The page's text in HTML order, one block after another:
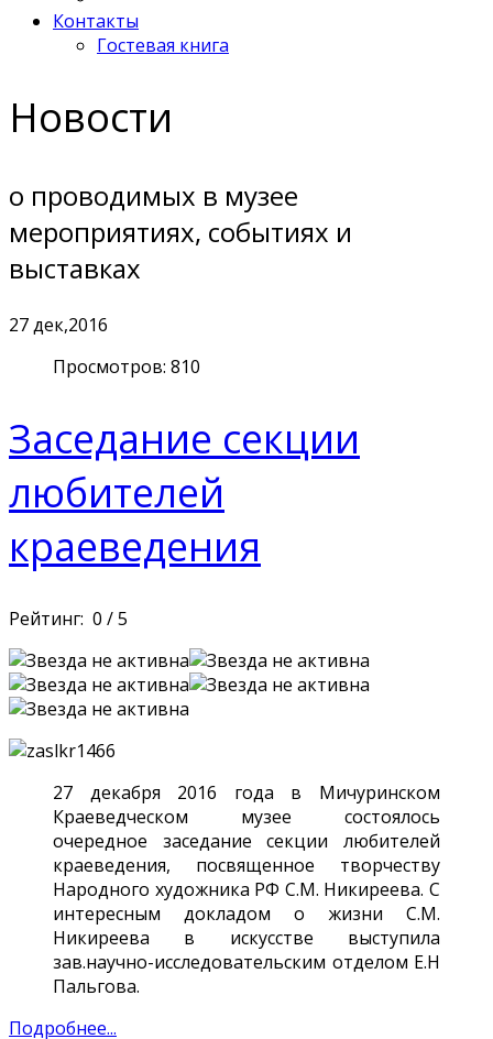
Контакты
Гостевая книга
Новости
о проводимых в музее
мероприятиях, событиях и
выставках
27дек,2016
Просмотров: 810
Заседание секции
любителей
краеведения
Рейтинг: 0 /5
27 декабря 2016 года в Мичуринском
Краеведческом музее состоялось
очередное заседание секции любителей
краеведения, посвященное творчеству
Народного художника РФ С.М. Никиреева. С
интересным докладом о жизни С.М.
Никиреева в искусстве выступила
зав.научно-исследовательским отделом Е.Н
Пальгова.
Подробнее...